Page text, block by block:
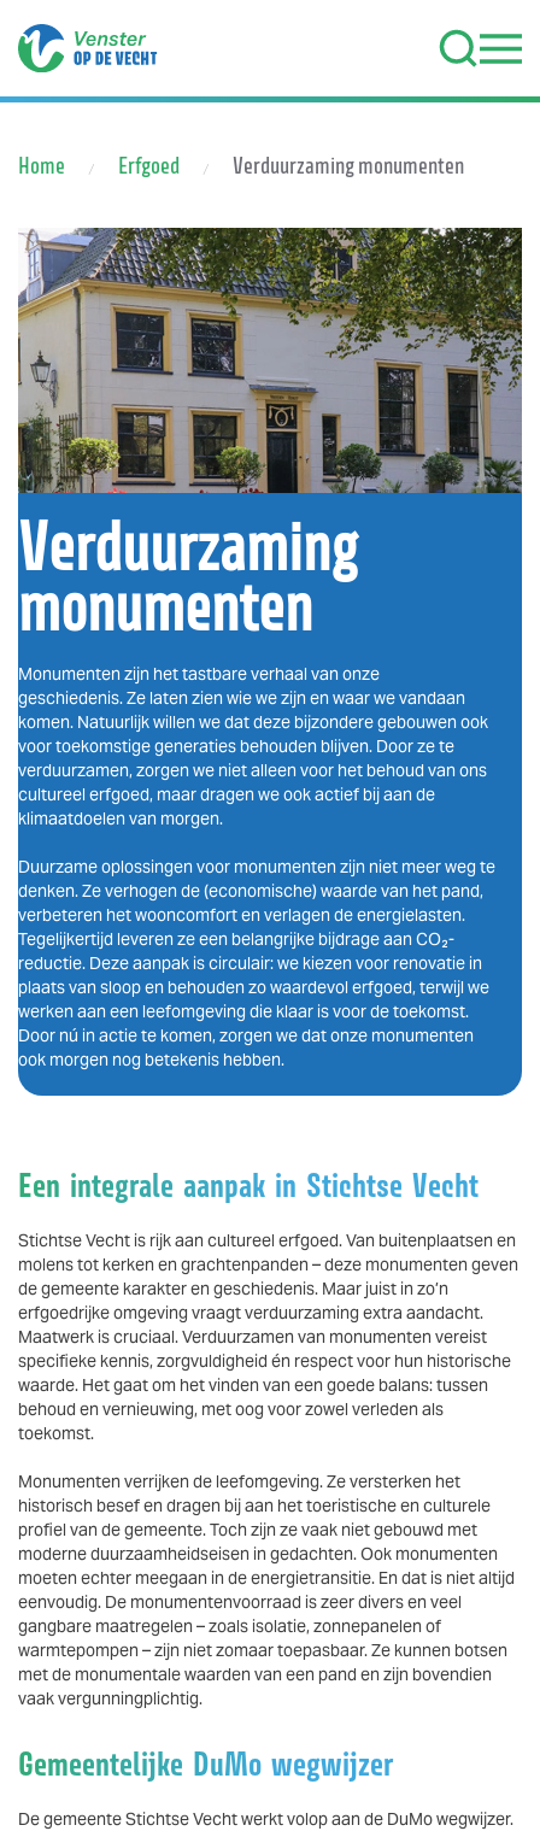
Terug naar hoofdinhoud
Home Erfgoed Verduurzaming monumenten
Verduurzaming
monumenten
Monumenten zijn het tastbare verhaal van onze
geschiedenis. Ze laten zien wie we zijn en waar we vandaan
komen. Natuurlijk willen we dat deze bijzondere gebouwen ook
voor toekomstige generaties behouden blijven. Door ze te
verduurzamen, zorgen we niet alleen voor het behoud van ons
cultureel erfgoed, maar dragen we ook actief bij aan de
klimaatdoelen van morgen.
Duurzame oplossingen voor monumenten zijn niet meer weg te
denken. Ze verhogen de (economische) waarde van het pand,
verbeteren het wooncomfort en verlagen de energielasten.
Tegelijkertijd leveren ze een belangrijke bijdrage aan CO₂-
reductie. Deze aanpak is circulair: we kiezen voor renovatie in
plaats van sloop en behouden zo waardevol erfgoed, terwijl we
werken aan een leefomgeving die klaar is voor de toekomst.
Door nú in actie te komen, zorgen we dat onze monumenten
ook morgen nog betekenis hebben.
Een integrale aanpak in Stichtse Vecht
Stichtse Vecht is rijk aan cultureel erfgoed. Van buitenplaatsen en
molens tot kerken en grachtenpanden – deze monumenten geven
de gemeente karakter en geschiedenis. Maar juist in zo’n
erfgoedrijke omgeving vraagt verduurzaming extra aandacht.
Maatwerk is cruciaal. Verduurzamen van monumenten vereist
specifieke kennis, zorgvuldigheid én respect voor hun historische
waarde. Het gaat om het vinden van een goede balans: tussen
behoud en vernieuwing, met oog voor zowel verleden als
toekomst.
Monumenten verrijken de leefomgeving. Ze versterken het
historisch besef en dragen bij aan het toeristische en culturele
profiel van de gemeente. Toch zijn ze vaak niet gebouwd met
moderne duurzaamheidseisen in gedachten. Ook monumenten
moeten echter meegaan in de energietransitie. En dat is niet altijd
eenvoudig. De monumentenvoorraad is zeer divers en veel
gangbare maatregelen – zoals isolatie, zonnepanelen of
warmtepompen – zijn niet zomaar toepasbaar. Ze kunnen botsen
met de monumentale waarden van een pand en zijn bovendien
vaak vergunningplichtig.
Gemeentelijke DuMo wegwijzer
De gemeente Stichtse Vecht werkt volop aan de DuMo wegwijzer.